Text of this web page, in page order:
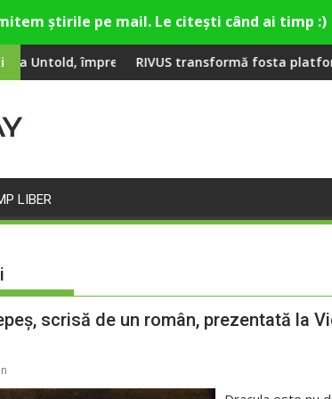
în premieră la Fashion Village
cu Sting
RIVUS transformă fosta platformă Carbochim într-
LIBER
scrisă de un român, prezentată la